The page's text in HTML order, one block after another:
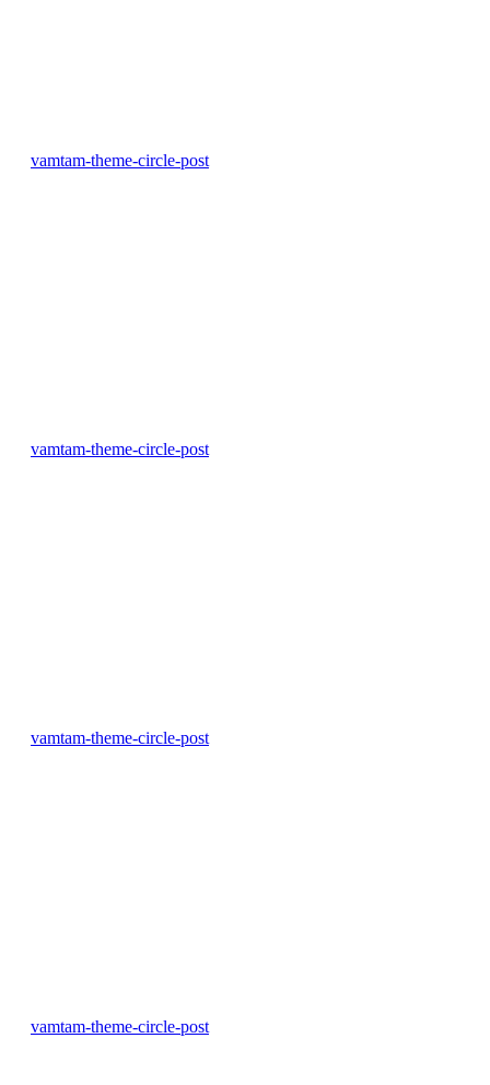
vamtam-theme-circle-post
vamtam-theme-circle-post
vamtam-theme-circle-post
vamtam-theme-circle-post